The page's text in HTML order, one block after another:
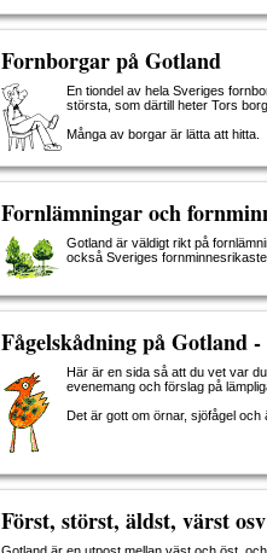
Fornborgar på Gotland
En tiondel av hela Sveriges
största, som därtill heter Tors borg.
Många av borgar är lätta att hitta.
Fornlämningar och
Gotland är väldigt rikt på
också Sveriges fornminnesrikaste
Fågelskådning på Gotland
Här är en sida så att du vet var
evenemang och förslag på
Det är gott om örnar, sjöfågel och
Först, störst, äldst, värst osv